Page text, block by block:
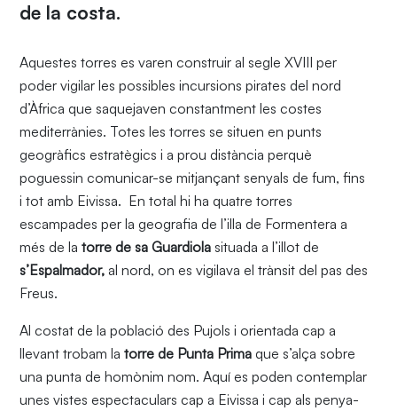
de la costa.
Aquestes torres es varen construir al segle XVIII per
poder vigilar les possibles incursions pirates del nord
d’Àfrica que saquejaven constantment les costes
mediterrànies. Totes les torres se situen en punts
geogràfics estratègics i a prou distància perquè
poguessin comunicar-se mitjançant senyals de fum, fins
i tot amb Eivissa. En total hi ha quatre torres
escampades per la geografia de l’illa de Formentera a
més de latorre de sa Guardiola situada a l’illot de
s’Espalmador, al nord, on es vigilava el trànsit del pas des
Freus.
Al costat de la població des Pujols i orientada cap a
llevant trobam latorre de Punta Prima que s’alça sobre
una punta de homònim nom. Aquí es poden contemplar
unes vistes espectaculars cap a Eivissa i cap als penya-